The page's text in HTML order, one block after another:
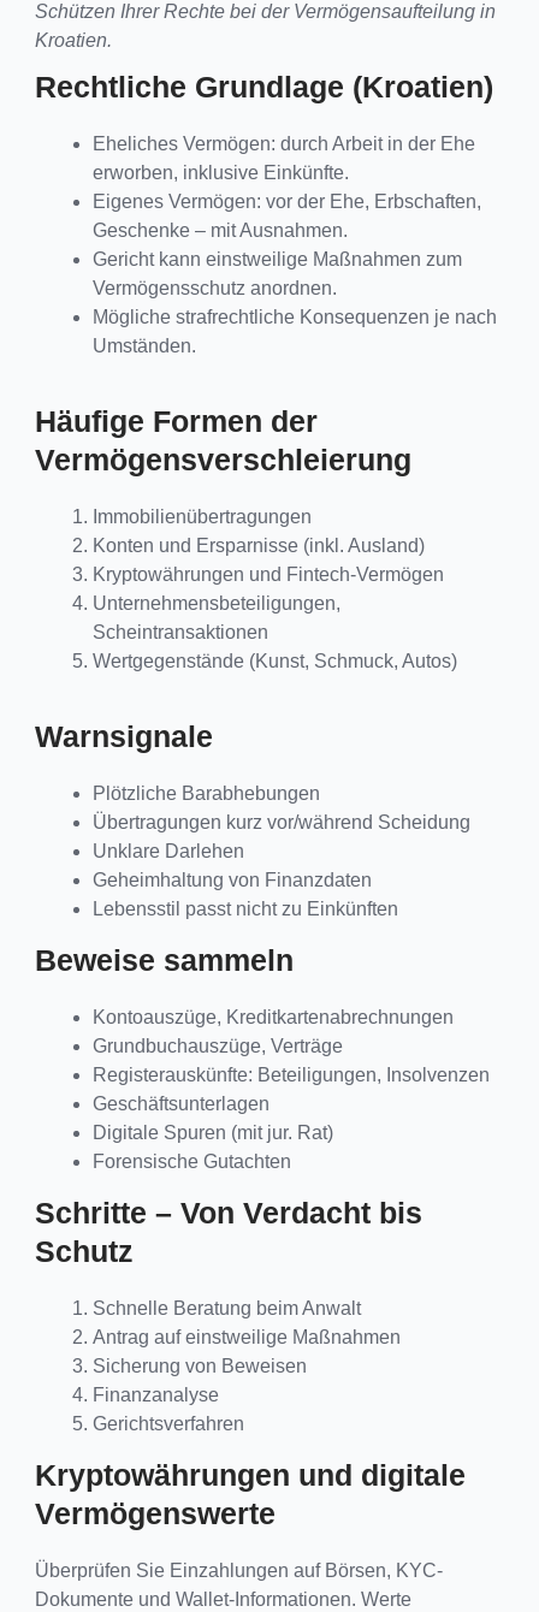
Schützen Ihrer Rechte bei der Vermögensaufteilung in
Kroatien.
Rechtliche Grundlage (Kroatien)
Eheliches Vermögen: durch Arbeit in der Ehe
erworben, inklusive Einkünfte.
Eigenes Vermögen: vor der Ehe, Erbschaften,
Geschenke – mit Ausnahmen.
Gericht kann einstweilige Maßnahmen zum
Vermögensschutz anordnen.
Mögliche strafrechtliche Konsequenzen je nach
Umständen.
Häufige Formen der
Vermögensverschleierung
Immobilienübertragungen
Konten und Ersparnisse (inkl. Ausland)
Kryptowährungen und Fintech-Vermögen
Unternehmensbeteiligungen,
Scheintransaktionen
Wertgegenstände (Kunst, Schmuck, Autos)
Warnsignale
Plötzliche Barabhebungen
Übertragungen kurz vor/während Scheidung
Unklare Darlehen
Geheimhaltung von Finanzdaten
Lebensstil passt nicht zu Einkünften
Beweise sammeln
Kontoauszüge, Kreditkartenabrechnungen
Grundbuchauszüge, Verträge
Registerauskünfte: Beteiligungen, Insolvenzen
Geschäftsunterlagen
Digitale Spuren (mit jur. Rat)
Forensische Gutachten
Schritte – Von Verdacht bis
Schutz
Schnelle Beratung beim Anwalt
Antrag auf einstweilige Maßnahmen
Sicherung von Beweisen
Finanzanalyse
Gerichtsverfahren
Kryptowährungen und digitale
Vermögenswerte
Überprüfen Sie Einzahlungen auf Börsen, KYC-
Dokumente und Wallet-Informationen. Werte